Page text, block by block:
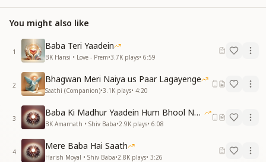
घड़ी ये बड़ी 100 बरस की उमर से
होते निहाल तेरी जब नजर से
ये जादू नहीं तो भला और क्या है
की मिलते उधर हम गुजरते जिधर से
हम खो गए हैं नयन में तुम्हारे
जो चित को हमारे चुराए हुए हैं चुराए हुए हैं
ये सबसे सुहाने पल है जिंदगी के
सितारों से आगे ये कैसा जहां है बहुत दूर तक रोशनी रोशनी है
ये परियों की नगरी फरिश्तों की दुनिया
अनोखी यहां चांदनी चांदनी है
कभी कान में गुजंती है मुरलिया
कभी सामने जैसे आए हुए हैं आए हुए हैं
You might also like
1
Baba Teri Yaadein
BK Hansi • Love - Prem•3.7K plays• 6:59
2
Bhagwan Meri Naiya us Paar Lagayenge
Saathi (Companion)•3.1K plays• 4:20
3
Baba Ki Madhur Yaadein Hum Bhool Nahi Paate
BK Amarnath • Shiv Baba•2.9K plays• 6:08
4
Mere Baba Hai Saath
Harish Moyal • Shiv Baba•2.8K plays• 3:26